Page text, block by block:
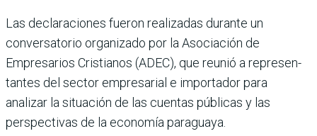
Las declaraciones fueron rea­lizadas durante un
conversa­torio organizado por la Asocia­ción de
Empresarios Cristianos (ADEC), que reunió a represen­
tantes del sector empresarial e importador para
analizar la situación de las cuentas públi­cas y las
perspectivas de la eco­nomía paraguaya.